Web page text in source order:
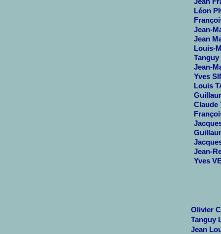
Léon
Jean-
Jean
Louis-
Tanguy
Jean-
Yves
Louis
Claude
Jean-
Yves
Olivier
Tanguy
Jean